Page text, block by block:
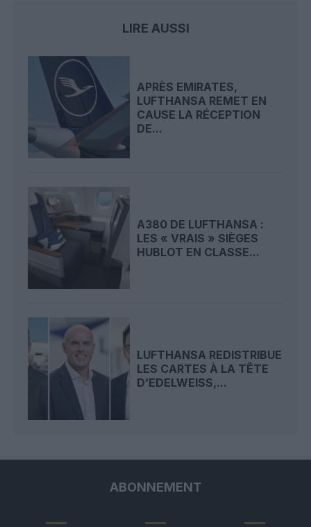
LIRE AUSSI
APRÈS EMIRATES,
LUFTHANSA REMET EN
CAUSE LA RÉCEPTION
DE...
A380 DE LUFTHANSA :
LES « VRAIS » SIÈGES
HUBLOT EN CLASSE...
LUFTHANSA REDISTRIBUE
LES CARTES À LA TÊTE
D’EDELWEISS,...
ABONNEMENT